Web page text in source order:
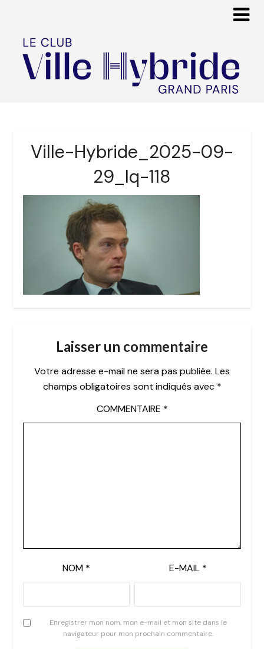
Ville-Hybride_2025-09-
29_lq-118
Laisser un commentaire
Votre adresse e-mail ne sera pas publiée. Les
champs obligatoires sont indiqués avec *
COMMENTAIRE *
NOM * E-MAIL *
Enregistrer mon nom, mon e-mail et mon site dans le
navigateur pour mon prochain commentaire.